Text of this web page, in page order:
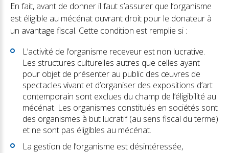
En fait, avant de donner il faut s’assurer que l’organisme
est éligible au mécénat ouvrant droit pour le donateur à
un avantage fiscal. Cette condition est remplie si :
L’activité de l’organisme receveur est non lucrative.
Les structures culturelles autres que celles ayant
pour objet de présenter au public des œuvres de
spectacles vivant et d’organiser des expositions d’art
contemporain sont exclues du champ de l’éligibilité au
mécénat. Les organismes constitués en sociétés sont
des organismes à but lucratif (au sens fiscal du terme)
et ne sont pas éligibles au mécénat.
La gestion de l’organisme est désintéressée,